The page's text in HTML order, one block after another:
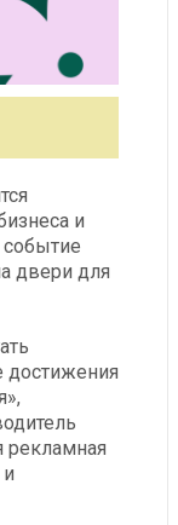
и
двери для
достижения
рекламная